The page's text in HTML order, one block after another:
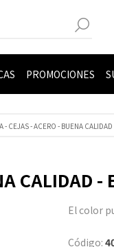
PROMOCIONES
- CEJAS - ACERO - BUENA
CALIDAD
El color
Código: